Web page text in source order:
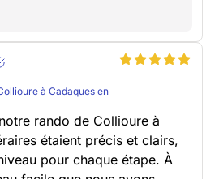
à Cadaques en
rando de Collioure à
étaient précis et clairs,
pour chaque étape. À